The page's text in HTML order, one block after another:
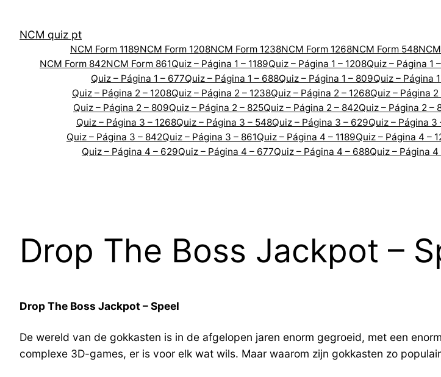
contentNCM quiz pt
NCM Form 1189NCM Form 1208NCM Form 1238NCM Form 1268NCM Form 548
NCM Form 842NCM Form 861Quiz – Página 1 – 1189Quiz – Página 1 – 1208Quiz – Página 1
Quiz – Página 1 – 677Quiz – Página 1 – 688Quiz – Página 1 – 809Quiz – Página
Quiz – Página 2 – 1208Quiz – Página 2 – 1238Quiz – Página 2 – 1268Quiz – Página
Quiz – Página 2 – 809Quiz – Página 2 – 825Quiz – Página 2 – 842Quiz – Página 2 –
Quiz – Página 3 – 1268Quiz – Página 3 – 548Quiz – Página 3 – 629Quiz – Página 3
Quiz – Página 3 – 842Quiz – Página 3 – 861Quiz – Página 4 – 1189Quiz – Página 4 –
Quiz – Página 4 – 629Quiz – Página 4 – 677Quiz – Página 4 – 688Quiz – Página
Drop The Boss Jackpot –
Drop The Boss Jackpot – Speel
De wereld van de gokkasten is in de afgelopen jaren enorm gegroeid, met een
complexe 3D-games, er is voor elk wat wils. Maar waarom zijn gokkasten zo